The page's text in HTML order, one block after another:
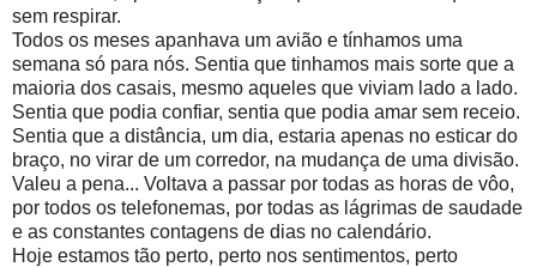
sem respirar.
Todos os meses apanhava um avião e tínhamos uma
semana só para nós. Sentia que tinhamos mais sorte que a
maioria dos casais, mesmo aqueles que viviam lado a lado.
Sentia que podia confiar, sentia que podia amar sem receio.
Sentia que a distância, um dia, estaria apenas no esticar do
braço, no virar de um corredor, na mudança de uma divisão.
Valeu a pena... Voltava a passar por todas as horas de vôo,
por todos os telefonemas, por todas as lágrimas de saudade
e as constantes contagens de dias no calendário.
Hoje estamos tão perto, perto nos sentimentos, perto